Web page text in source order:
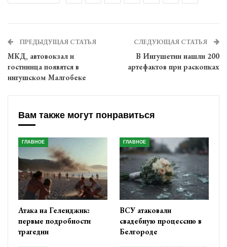
ПРЕДЫДУЩАЯ СТАТЬЯ
МКД, автовокзал и
гостиница появятся в
ингушском Малгобеке
СЛЕДУЮЩАЯ СТАТЬЯ
В Ингушетии нашли 200
артефактов при раскопках
Вам также могут понравиться
ГЛАВНОЕ
Атака на Геленджик:
первые подробности
трагедии
ГЛАВНОЕ
ВСУ атаковали
свадебную процессию в
Белгороде